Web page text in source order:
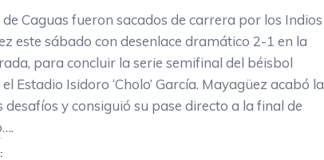
de Caguas fueron sacados de carrera por los Indios
este sábado con desenlace dramático 2-1 en la
para concluir la serie semifinal del béisbol
Estadio Isidoro ‘Cholo’ García. Mayagüez acabó la
desafíos y consiguió su pase directo a la final de